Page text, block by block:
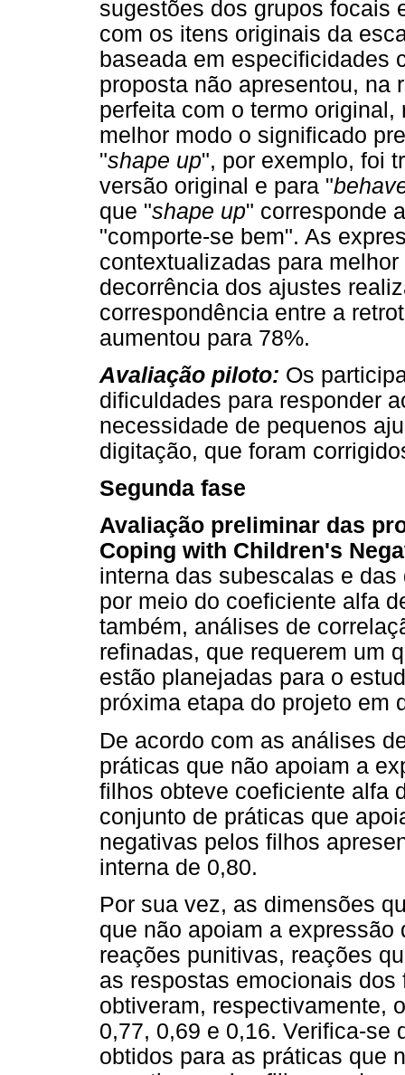
sugestões dos grupos focais
com os itens originais da
baseada em especificidades
proposta não apresentou, na
perfeita com o termo
melhor modo o significado
"shape up", por exemplo, foi
versão original e para "
que "shape up" corresponde
"comporte-se bem". As
contextualizadas para
decorrência dos ajustes
correspondência entre a
aumentou para 78%.
Avaliação piloto: Os
dificuldades para responder
necessidade de pequenos
digitação, que foram
Segunda fase
Avaliação preliminar das
Coping with Children's
interna das subescalas e
por meio do coeficiente alfa
também, análises de
refinadas, que requerem um
estão planejadas para o
próxima etapa do projeto em
De acordo com as análises
práticas que não apoiam a
filhos obteve coeficiente alfa
conjunto de práticas que
negativas pelos filhos
interna de 0,80.
Por sua vez, as dimensões
que não apoiam a
reações punitivas, reações
as respostas emocionais
obtiveram, respectivamente,
0,77, 0,69 e 0,16. Verifica-se
obtidos para as práticas que